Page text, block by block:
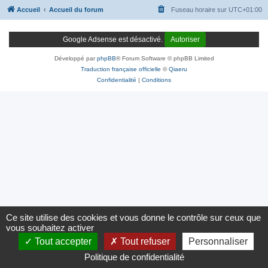
Accueil Accueil du forum Fuseau horaire sur UTC+01:00
Google Adsense est désactivé. Autoriser
Développé parphpBB® Forum Software © phpBB Limited
Traduction française officielle ©Qiaeru
Confidentialité | Conditions
Ce site utilise des cookies et vous donne le contrôle sur ceux que
vous souhaitez activer
Tout accepter
Tout refuser
Personnaliser
Politique de confidentialité